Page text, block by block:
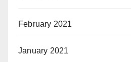
February 2021
January 2021